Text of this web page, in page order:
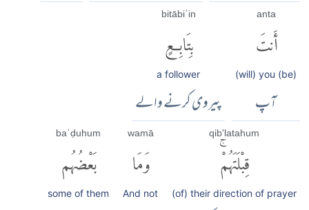
anta
أَنتَ
(will) you (be)
آپ
bitābiʿin
بِتَابِعٍ
a follower
پیروی کرنے والے
qib'latahum
قِبْلَتَهُمْۚ
(of) their direction of prayer
wamā
وَمَا
And not
baʿḍuhum
بَعْضُهُم
some of them